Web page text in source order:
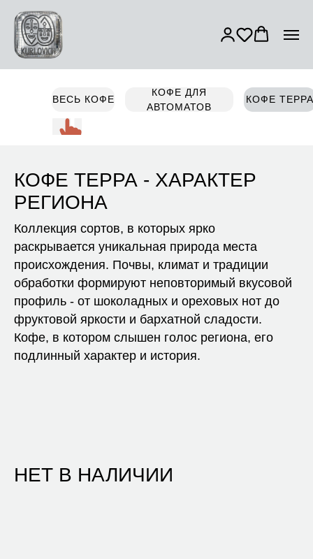
КОФЕ ТЕРРА
КОФЕ ДЛЯ
АВТОМАТОВ
ВЕСЬ КОФЕ
КОФЕ ТЕРРА - ХАРАКТЕР
РЕГИОНА
Коллекция сортов, в которых ярко
раскрывается уникальная природа места
происхождения. Почвы, климат и традиции
обработки формируют неповторимый вкусовой
профиль - от шоколадных и ореховых нот до
фруктовой яркости и бархатной сладости.
Кофе, в котором слышен голос региона, его
подлинный характер и история.
НЕТ В НАЛИЧИИ